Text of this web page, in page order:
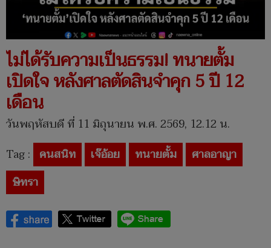
ไม่ได้รับความเป็นธรรม! ทนายตั้ม
เปิดใจ หลังศาลตัดสินจำคุก 5 ปี 12
เดือน
วันพฤหัสบดี ที่ 11 มิถุนายน พ.ศ. 2569, 12.12 น.
Tag : คนสนิท เจ๊อ้อย ทนายตั้ม
ศาลอาญา
ษิทรา